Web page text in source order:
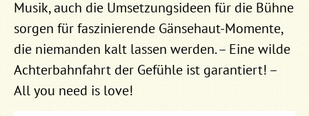
Musik, auch die Umsetzungsideen für die Bühne
sorgen für faszinierende Gänsehaut-Momente,
die niemanden kalt lassen werden. – Eine wilde
Achterbahnfahrt der Gefühle ist garantiert! –
All you need is love!